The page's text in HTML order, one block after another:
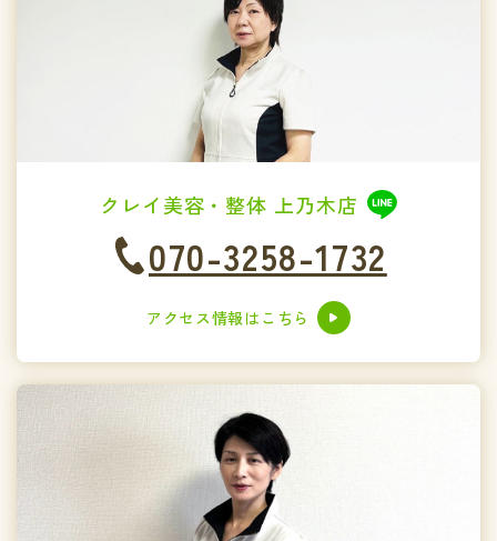
クレイ美容・整体 上乃木店
070-3258-1732
アクセス情報はこちら